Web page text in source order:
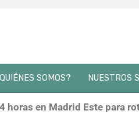
SOMOS? NUESTROS
horas en Madrid Este para